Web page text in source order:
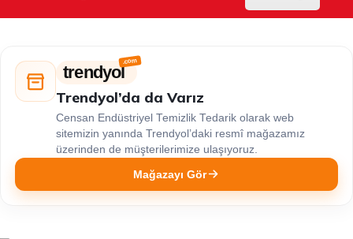
trendyol
Trendyol’da da Varız
Censan Endüstriyel Temizlik Tedarik olarak web
sitemizin yanında Trendyol’daki resmî mağazamız
üzerinden de müşterilerimize ulaşıyoruz.
Mağazayı Gör